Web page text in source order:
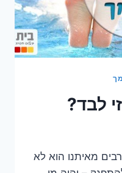
לבד?
מאיתנו הוא לא